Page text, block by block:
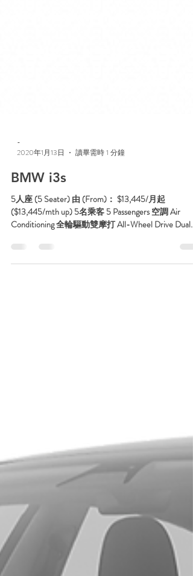
-
2020年1月13日
BMW i3s
5人座 (5 Seater) 由 (From)： $13,445/月起
($13,445/mth up) 5名乘客 5 Passengers 空調 Air